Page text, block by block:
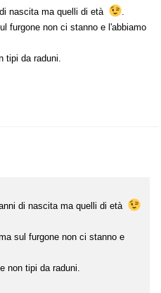
nascita ma quelli di età
.
furgone non ci stanno e l'abbiamo
tipi da raduni.
di nascita ma quelli di età
sul furgone non ci stanno e
non tipi da raduni.